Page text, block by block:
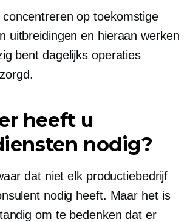
op toekomstige
uitbreidingen en hieraan werken
bent dagelijks operaties
heeft u
nodig?
dat niet elk productiebedrijf
nodig heeft. Maar het is
om te bedenken dat er